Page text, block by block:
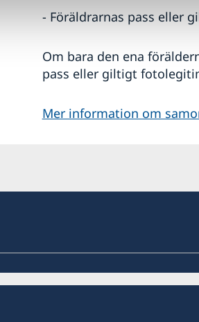
- Föräldrarnas pass eller
Om bara den ena
pass eller giltigt
Mer information om